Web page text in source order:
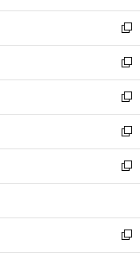
開
く
ウ
で
開
く
ン
ド
ウ
で
開
く
ウ
ィ
ン
ド
ウ
で
開
く
し
い
ウ
ィ
ン
ド
ウ
で
開
く
新
し
い
ウ
ィ
ン
ド
ウ
で
開
新
し
い
ウ
ィ
ン
ド
ウ
開
く
新
し
い
ウ
ィ
ン
ウ
で
開
新
し
い
ウ
ン
ド
ウ
新
し
ウ
ィ
ン
新
し